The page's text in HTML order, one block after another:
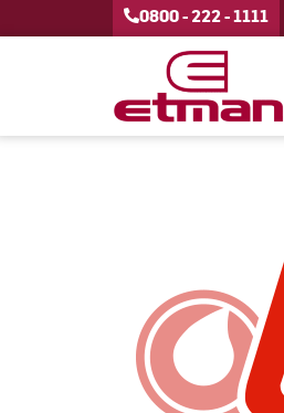
0800 - 222 - 1111